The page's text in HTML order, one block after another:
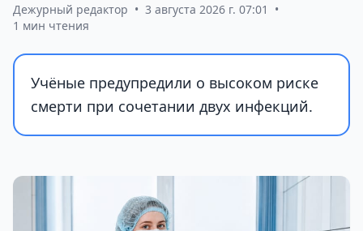
Дежурный редактор • 3 августа 2026 г. 07:01
•
1 мин чтения
Учёные предупредили о высоком риске
смерти при сочетании двух инфекций.